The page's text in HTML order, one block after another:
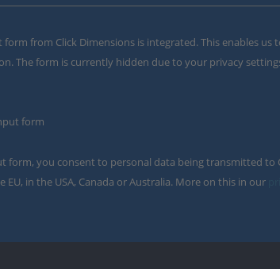
from Click Dimensions is integrated. This enables us
The form is currently hidden due to your privacy
form
form, you consent to personal data being transmitted to
EU, in the USA, Canada or Australia. More on this in our